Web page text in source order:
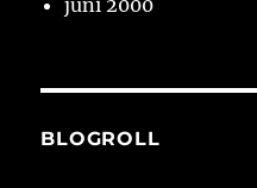
juni 2000
BLOGROLL